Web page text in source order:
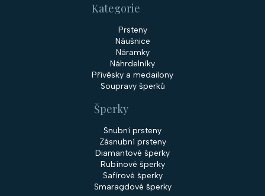
Kategorie
Prsteny
Náušnice
Náramky
Náhrdelníky
Přívěsky a medailony
Soupravy šperků
Šperky
Snubní prsteny
Zásnubní prsteny
Diamantové šperky
Rubínové šperky
Safírové šperky
Smaragdové šperky